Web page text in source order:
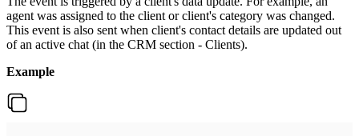
agent was assigned to the client or client's category was changed.
This event is also sent when client's contact details are updated out
of an active chat (in the CRM section - Clients).
Example